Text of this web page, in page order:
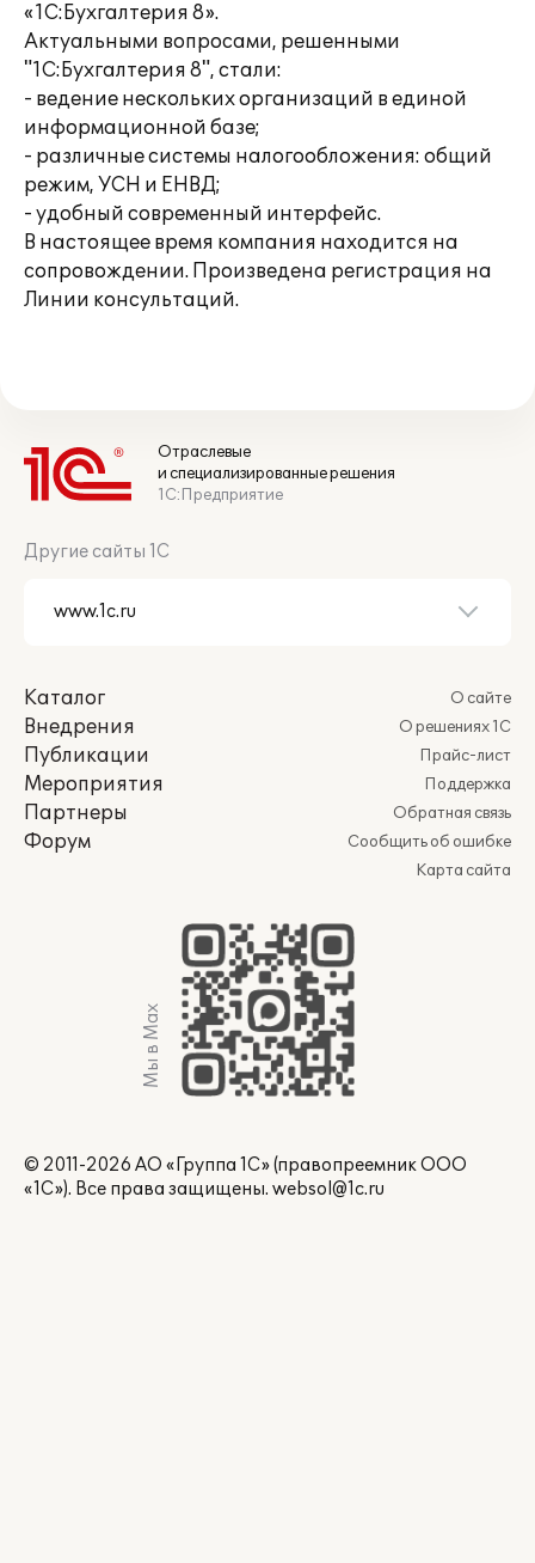
«1С:Бухгалтерия 8».
Актуальными вопросами, решенными
"1С:Бухгалтерия 8", стали:
- ведение нескольких организаций в единой
информационной базе;
- различные системы налогообложения: общий
режим, УСН и ЕНВД;
- удобный современный интерфейс.
В настоящее время компания находится на
сопровождении. Произведена регистрация на
Линии консультаций.
Отраслевые
и специализированные решения
1С:Предприятие
Другие сайты 1С
Каталог
Внедрения
Публикации
Мероприятия
Партнеры
Форум
О сайте
О решениях 1С
Прайс-лист
Поддержка
Обратная связь
Сообщить об ошибке
Карта сайта
Мы в Max
© 2011-2026 АО «Группа 1С» (правопреемник ООО
«1С»). Все права защищены. websol@1c.ru